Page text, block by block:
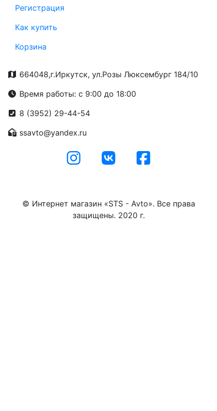
Регистрация
Как купить
Корзина
664048,г.Иркутск, ул.Розы Люксембург 184/10
Время работы: с 9:00 до 18:00
8 (3952) 29-44-54
ssavto@yandex.ru
© Интернет магазин «STS - Avto». Все права
защищены. 2020 г.